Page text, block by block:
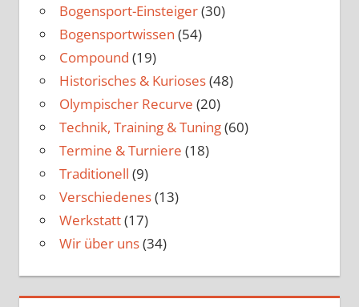
Bogensport-Einsteiger(30)
Bogensportwissen (54)
Compound (19)
Historisches & Kurioses(48)
Olympischer Recurve (20)
Technik, Training & Tuning(60)
Termine & Turniere (18)
Traditionell (9)
Verschiedenes(13)
Werkstatt(17)
Wir über uns(34)